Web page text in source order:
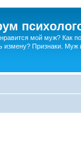
мой муж? Как
измену? Признаки. Муж